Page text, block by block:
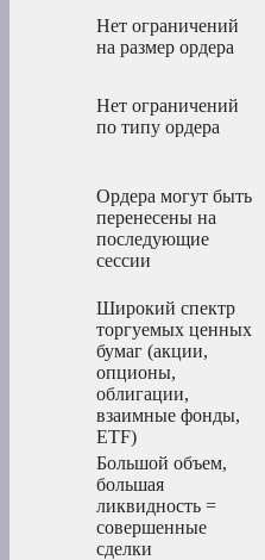
Нет ограничений
на размер ордера
Нет ограничений
по типу ордера
Ордера могут быть
перенесены на
последующие
сессии
Широкий спектр
торгуемых ценных
бумаг (акции,
опционы,
облигации,
взаимные фонды,
ETF)
Большой объем,
большая
ликвидность =
совершенные
сделки